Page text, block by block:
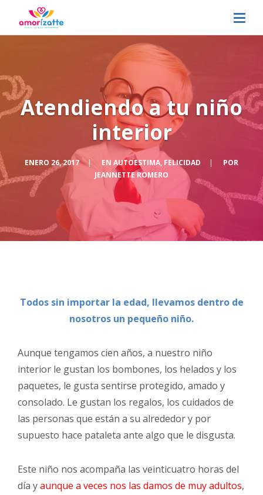
Atendiendo a tu niño
interior
ENERO 26, 2017 | EN AUTOESTIMA, FELICIDAD |
POR
JEANNETTE ROMERO
Todos sin importar la edad, llevamos dentro de
nosotros un pequeño niño.
Aunque tengamos cien años, a nuestro niño
interior le gustan los bombones, los helados y los
paquetes, le gusta sentirse protegido, amado y
consolado. Le gustan los regalos, los cuidados de
las personas que están a su alrededor y por
supuesto hace pataleta ante algo que le disgusta.
Este niño nos acompaña las veinticuatro horas del
día yaunque a veces nos las damos de muy adultos,